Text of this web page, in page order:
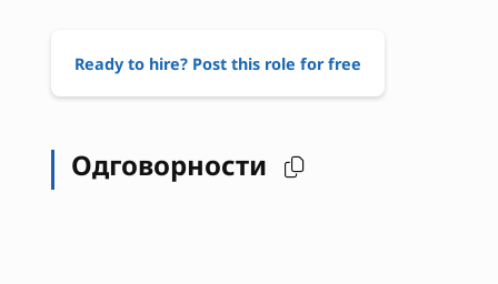
Ready to hire? Post this role for free
Одговорности